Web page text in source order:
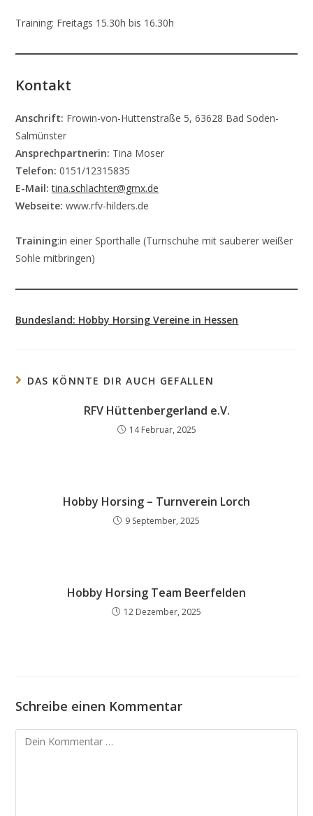
Training: Freitags 15.30h bis 16.30h
Kontakt
Anschrift: Frowin-von-Huttenstraße 5, 63628 Bad Soden-
Salmünster
Ansprechpartnerin: Tina Moser
Telefon: 0151/12315835
E-Mail:tina.schlachter@gmx.de
Webseite: www.rfv-hilders.de
Training:in einer Sporthalle (Turnschuhe mit sauberer weißer
Sohle mitbringen)
Bundesland: Hobby Horsing Vereine in Hessen
DAS KÖNNTE DIR AUCH GEFALLEN
RFV Hüttenbergerland e.V.
14 Februar, 2025
Hobby Horsing – Turnverein Lorch
9 September, 2025
Hobby Horsing Team Beerfelden
12 Dezember, 2025
Schreibe einen Kommentar
Kommentar